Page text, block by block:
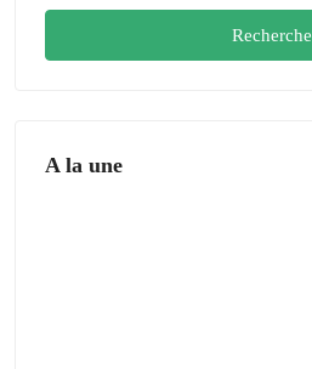
Recherche
A la une